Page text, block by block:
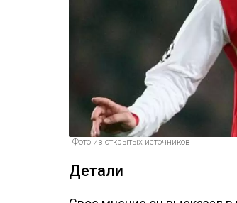
Фото из открытых источников
Детали